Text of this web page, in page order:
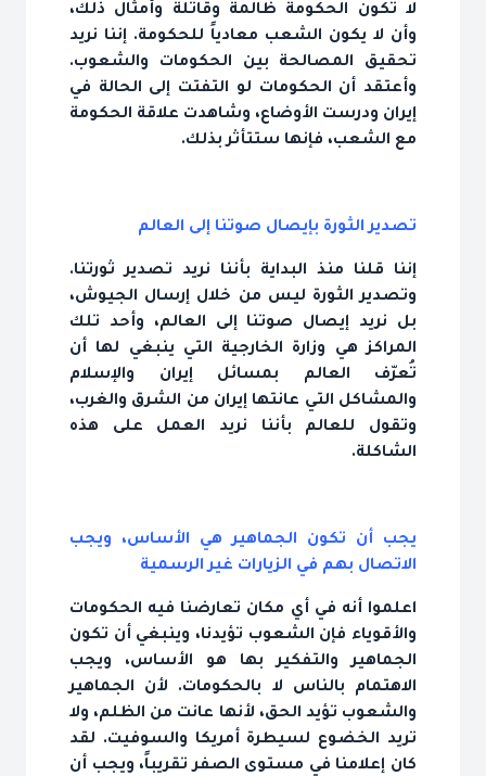
لا تكون الحكومة ظالمة وقاتلة وأمثال ذلك،
وأن لا يكون الشعب معادياً للحكومة. إننا نريد
تحقيق المصالحة بين الحكومات والشعوب.
وأعتقد أن الحكومات لو التفتت إلى الحالة في
إيران ودرست الأوضاع، وشاهدت علاقة الحكومة
مع الشعب، فإنها ستتأثر بذلك.
تصدير الثورة بإيصال صوتنا إلى العالم
إننا قلنا منذ البداية بأننا نريد تصدير ثورتنا.
وتصدير الثورة ليس من خلال إرسال الجيوش،
بل نريد إيصال صوتنا إلى العالم، وأحد تلك
المراكز هي وزارة الخارجية التي ينبغي لها أن
تُعرّف العالم بمسائل إيران والإسلام
والمشاكل التي عانتها إيران من الشرق والغرب،
وتقول للعالم بأننا نريد العمل على هذه
الشاكلة.
يجب أن تكون الجماهير هي الأساس، ويجب
الاتصال بهم في الزيارات غير الرسمية
اعلموا أنه في أي مكان تعارضنا فيه الحكومات
والأقوياء فإن الشعوب تؤيدنا، وينبغي أن تكون
الجماهير والتفكير بها هو الأساس، ويجب
الاهتمام بالناس لا بالحكومات. لأن الجماهير
والشعوب تؤيد الحق، لأنها عانت من الظلم، ولا
تريد الخضوع لسيطرة أمريكا والسوفيت. لقد
كان إعلامنا في مستوى الصفر تقريباً، ويجب أن